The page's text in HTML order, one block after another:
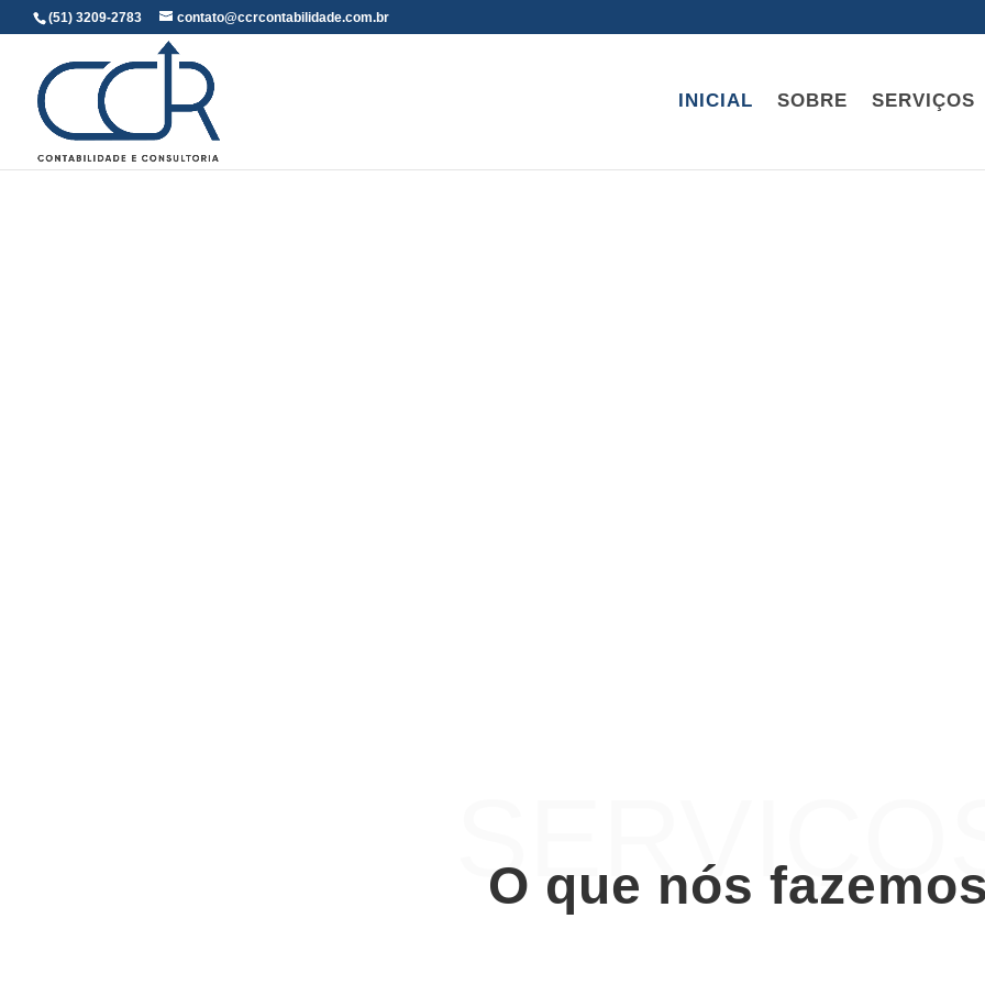
(51) 3209-2783 contato@ccrcontabilidade.com.br
INICIAL SOBRE SERVIÇOS
O que nós